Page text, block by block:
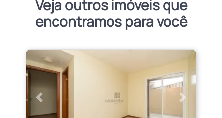
Veja outros imóveis que
encontramos para você
Anterior Próximo